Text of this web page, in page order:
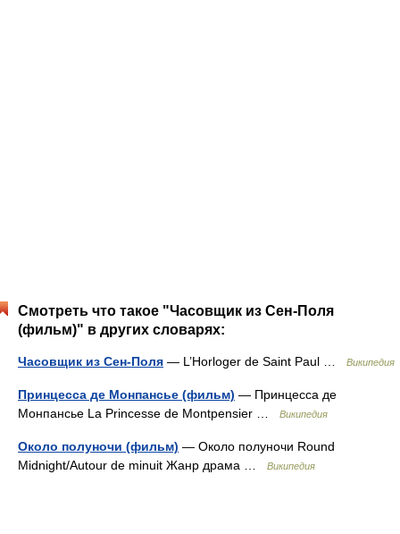
Смотреть что такое "Часовщик из Сен-Поля
(фильм)" в других словарях:
Часовщик из Сен-Поля — L’Horloger de Saint Paul … Википедия
Принцесса де Монпансье (фильм) — Принцесса де
Монпансье Lа Princesse de Montpensier …
Википедия
Около полуночи (фильм) — Около полуночи Round
Midnight/Autour de minuit Жанр драма …
Википедия